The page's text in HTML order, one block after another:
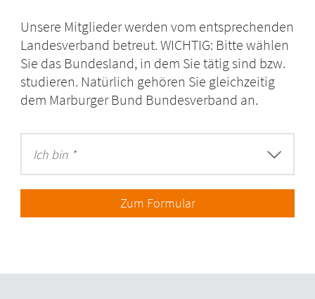
Unsere Mitglieder werden vom entsprechenden
Landesverband betreut. WICHTIG: Bitte wählen
Sie das Bundesland, in dem Sie tätig sind bzw.
studieren. Natürlich gehören Sie gleichzeitig
dem Marburger Bund Bundesverband an.
Ich bin *
Zum Formular